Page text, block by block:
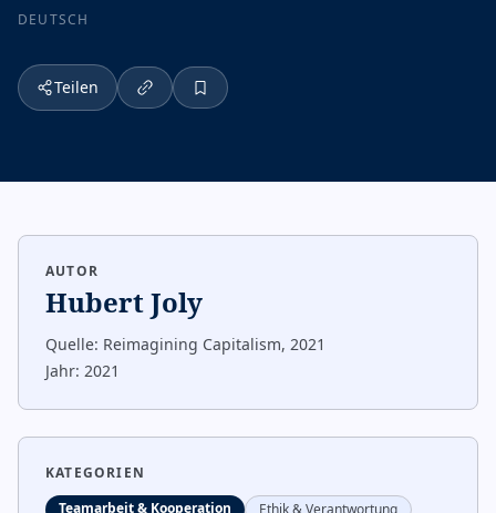
DEUTSCH
Teilen
AUTOR
Hubert Joly
Quelle: Reimagining Capitalism, 2021
Jahr: 2021
KATEGORIEN
Teamarbeit & Kooperation
Ethik & Verantwortung